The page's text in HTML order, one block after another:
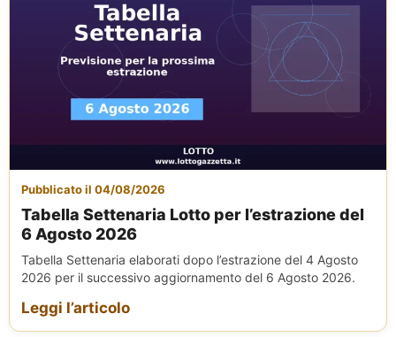
Pubblicato il 04/08/2026
Tabella Settenaria Lotto per l’estrazione del
6 Agosto 2026
Tabella Settenaria elaborati dopo l’estrazione del 4 Agosto
2026 per il successivo aggiornamento del 6 Agosto 2026.
Leggi l’articolo